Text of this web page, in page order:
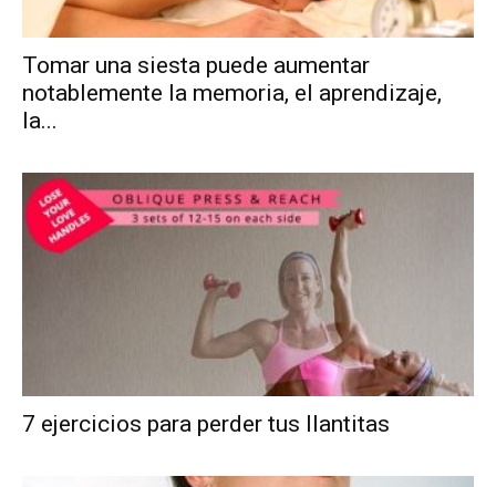
Tomar una siesta puede aumentar
notablemente la memoria, el aprendizaje,
la...
7 ejercicios para perder tus llantitas